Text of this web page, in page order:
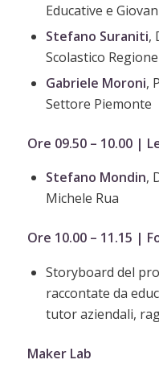
Educative e
Stefano Suraniti,
Scolastico
Gabriele Moroni,
Settore Piemonte
Ore 09.50 – 10.00 |
Stefano Mondin,
Michele Rua
Ore 10.00 – 11.15 |
Storyboard del
raccontate da
tutor aziendali,
Maker Lab